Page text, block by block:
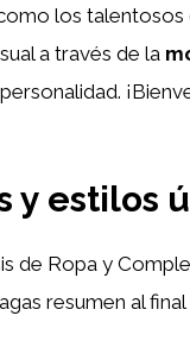
como los
a través de la
y estilos
de Ropa y
resumen al